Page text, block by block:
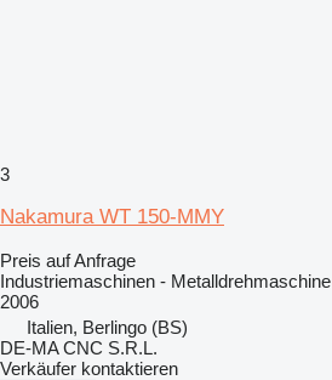
3
Nakamura WT 150-MMY
Preis auf Anfrage
Industriemaschinen - Metalldrehmaschine
2006
Italien, Berlingo (BS)
DE-MA CNC S.R.L.
Verkäufer kontaktieren